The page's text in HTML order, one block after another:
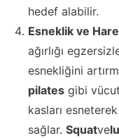
hedef alabilir.
Esneklik ve
ağırlığı
esnekliğini
pilates gibi
kasları
sağlar. Squatve